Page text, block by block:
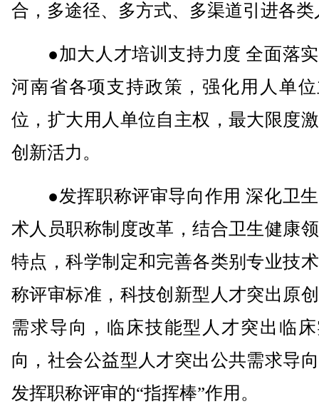
合，多途径、多方式、多渠道引进各类
●加大人才培训支持力度 全面落实
河南省各项支持政策，强化用人单
位，扩大用人单位自主权，最大限度
创新活力。
●发挥职称评审导向作用 深化卫生
术人员职称制度改革，结合卫生健康
特点，科学制定和完善各类别专业技
称评审标准，科技创新型人才突出原
需求导向，临床技能型人才突出临
向，社会公益型人才突出公共需求导
发挥职称评审的“指挥棒”作用。